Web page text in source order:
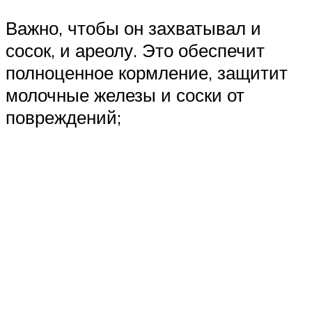
Важно, чтобы он захватывал и
сосок, и ареолу. Это обеспечит
полноценное кормление, защитит
молочные железы и соски от
повреждений;